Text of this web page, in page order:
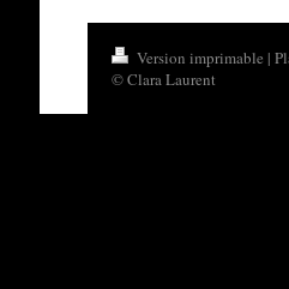
Version imprimable |
© Clara Laurent